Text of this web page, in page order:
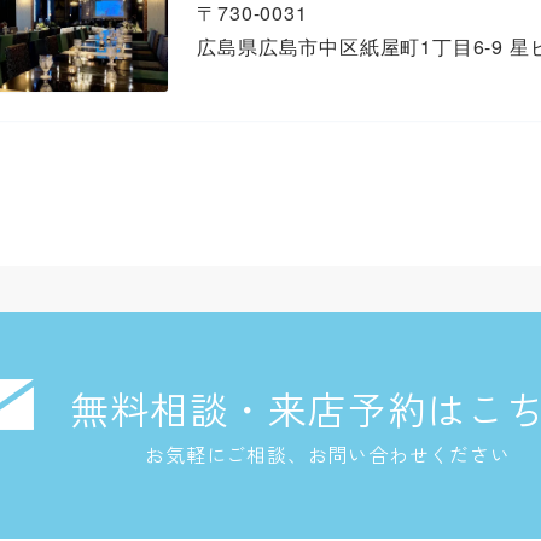
〒730-0031
広島県広島市中区紙屋町1丁目6-9 星
無料相談・来店予約はこ
お気軽にご相談、お問い合わせください